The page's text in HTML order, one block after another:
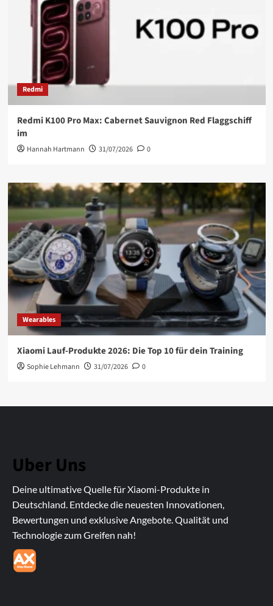
Redmi
Redmi K100 Pro Max: Cabernet Sauvignon Red Flaggschiff
im
Hannah Hartmann 31/07/2026 0
Wearables
Xiaomi Lauf-Produkte 2026: Die Top 10 für dein Training
Sophie Lehmann 31/07/2026 0
Uber Uns
Deine ultimative Quelle für Xiaomi-Produkte in
Deutschland. Entdecke die neuesten Innovationen,
Bewertungen und exklusive Angebote. Qualität und
Technologie zum Greifen nah!